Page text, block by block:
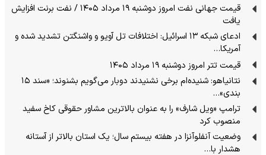
قیمت جهانی نفت امروز دوشنبه ۱۹ مرداد ۱۴۰۵ / نفت برنت افزایش
یافت
ادعای شبکه ۱۳ اسرائیل: اختلافات تل آویو و واشنگتن تشدید شده و
آمریکا…
قیمت تتر امروز دوشنبه ۱۹ مرداد ۱۴۰۵
نتانیاهو: شنیده‌ام برخی نشنیدند دوبار می‌گویم بشنوند؛ «سند ۱۵
بندی»…
ترامپ «ویل شارف» را به عنوان بالاترین مشاور حقوقی کاخ سفید
منصوب کرد
وضعیت آنفلوآنزا در هفته بیستم سال؛ یک استان بالاتر از آستانه
هشدار با…